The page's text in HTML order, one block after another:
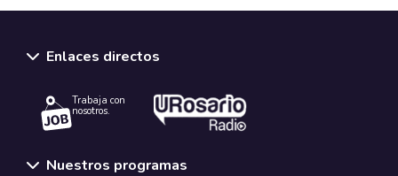
Enlaces directos
Trabaja con
nosotros.
Nuestros programas